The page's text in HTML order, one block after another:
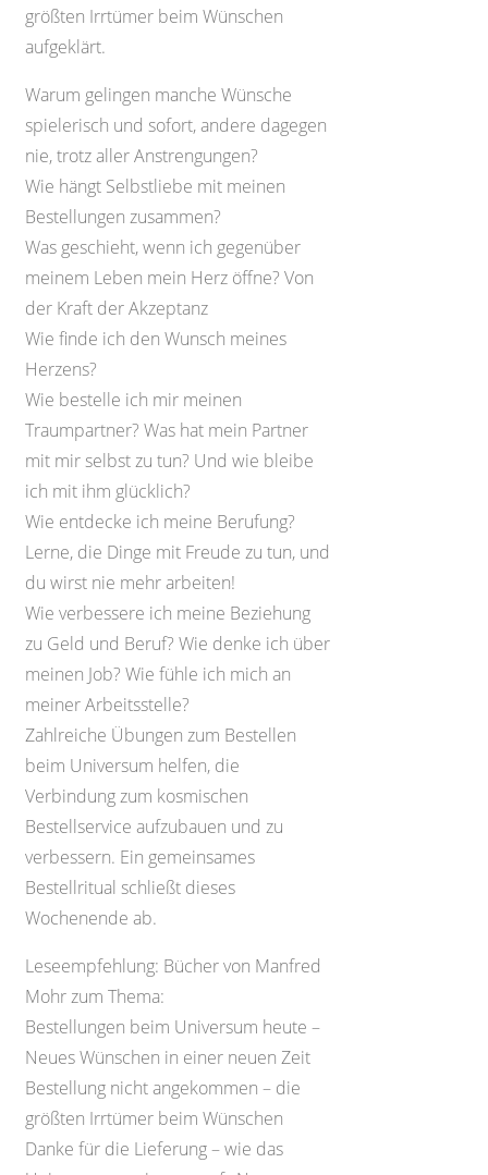
größten Irrtümer beim Wünschen
aufgeklärt.
Warum gelingen manche Wünsche
spielerisch und sofort, andere dagegen
nie, trotz aller Anstrengungen?
Wie hängt Selbstliebe mit meinen
Bestellungen zusammen?
Was geschieht, wenn ich gegenüber
meinem Leben mein Herz öffne? Von
der Kraft der Akzeptanz
Wie finde ich den Wunsch meines
Herzens?
Wie bestelle ich mir meinen
Traumpartner? Was hat mein Partner
mit mir selbst zu tun? Und wie bleibe
ich mit ihm glücklich?
Wie entdecke ich meine Berufung?
Lerne, die Dinge mit Freude zu tun, und
du wirst nie mehr arbeiten!
Wie verbessere ich meine Beziehung
zu Geld und Beruf? Wie denke ich über
meinen Job? Wie fühle ich mich an
meiner Arbeitsstelle?
Zahlreiche Übungen zum Bestellen
beim Universum helfen, die
Verbindung zum kosmischen
Bestellservice aufzubauen und zu
verbessern. Ein gemeinsames
Bestellritual schließt dieses
Wochenende ab.
Leseempfehlung: Bücher von Manfred
Mohr zum Thema:
Bestellungen beim Universum heute –
Neues Wünschen in einer neuen Zeit
Bestellung nicht angekommen – die
größten Irrtümer beim Wünschen
Danke für die Lieferung – wie das